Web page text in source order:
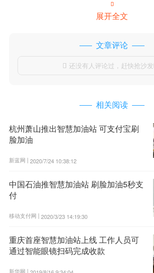

展开全文
文章评论
 还没有人评论过，赶快抢沙发
相关阅读
杭州萧山推出智慧加油站 可支付宝刷
脸加油
新蓝网 | 2020/7/24 10:38:12
中国石油推智慧加油站 刷脸加油5秒支
付
移动支付网 | 2020/3/23 14:19:30
重庆首座智慧加油站上线 工作人员可
通过智能眼镜扫码完成收款
新华网 |